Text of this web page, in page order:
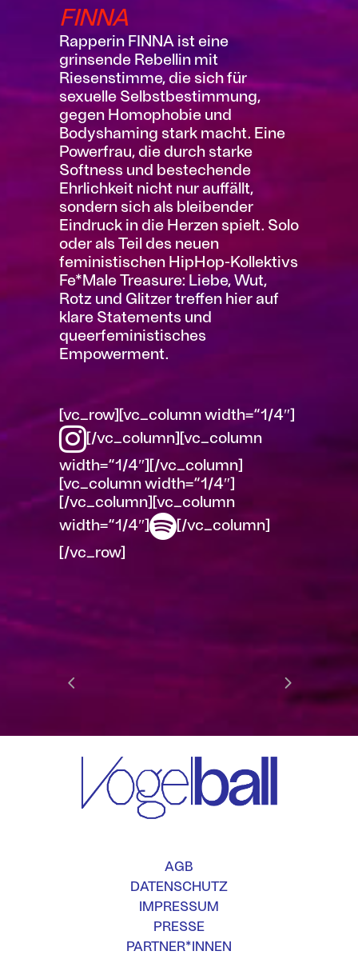
FINNA
Rapperin FINNA ist eine
grinsende Rebellin mit
Riesenstimme, die sich für
sexuelle Selbstbestimmung,
gegen Homophobie und
Bodyshaming stark macht. Eine
Powerfrau, die durch starke
Softness und bestechende
Ehrlichkeit nicht nur auffällt,
sondern sich als bleibender
Eindruck in die Herzen spielt. Solo
oder als Teil des neuen
feministischen HipHop-Kollektivs
Fe*Male Treasure: Liebe, Wut,
Rotz und Glitzer treffen hier auf
klare Statements und
queerfeministisches
Empowerment.
[vc_row][vc_column width=“1/4″]
[/vc_column][vc_column
width=“1/4″][/vc_column]
[vc_column width=“1/4″]
[/vc_column][vc_column
width=“1/4″]
[/vc_column]
[/vc_row]
AGB
DATENSCHUTZ
IMPRESSUM
PRESSE
PARTNER*INNEN